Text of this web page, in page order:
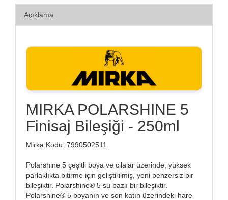
Açıklama
MIRKA POLARSHINE 5
Finisaj Bileşiği - 250ml
Mirka Kodu: 7990502511
Polarshine 5 çeşitli boya ve cilalar üzerinde, yüksek
parlaklıkta bitirme için geliştirilmiş, yeni benzersiz bir
bileşiktir. Polarshine® 5 su bazlı bir bileşiktir.
Polarshine® 5 boyanın ve son katın üzerindeki hare